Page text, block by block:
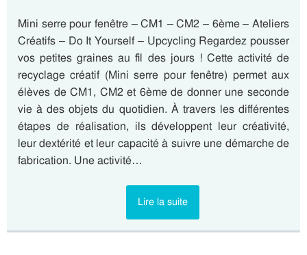
Mini serre pour fenêtre – CM1 – CM2 – 6ème – Ateliers
Créatifs – Do It Yourself – Upcycling Regardez pousser
vos petites graines au fil des jours ! Cette activité de
recyclage créatif (Mini serre pour fenêtre) permet aux
élèves de CM1, CM2 et 6ème de donner une seconde
vie à des objets du quotidien. À travers les différentes
étapes de réalisation, ils développent leur créativité,
leur dextérité et leur capacité à suivre une démarche de
fabrication. Une activité…
Lire la suite